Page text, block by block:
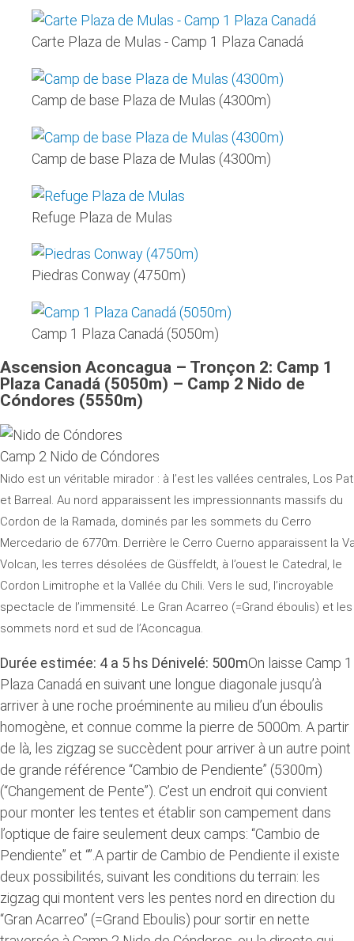
Carte Plaza de Mulas - Camp 1 Plaza Canadá
Camp de base Plaza de Mulas (4300m)
Camp de base Plaza de Mulas (4300m)
Refuge Plaza de Mulas
Piedras Conway (4750m)
Camp 1 Plaza Canadá (5050m)
Ascension Aconcagua – Tronçon 2: Camp 1
Plaza Canadá (5050m) – Camp 2 Nido de
Cóndores (5550m)
Camp 2 Nido de Cóndores
Nido est un véritable mirador : à l’est les vallées centrales, Los
et Barreal. Au nord apparaissent les impressionnants massifs du
Cordon de la Ramada, dominés par les sommets du Cerro
Mercedario de 6770m. Derrière le Cerro Cuerno apparaissent la
Volcan, les terres désolées de Güsffeldt, à l’ouest le Catedral, le
Cordon Limitrophe et la Vallée du Chili. Vers le sud, l’incroyable
spectacle de l’immensité. Le Gran Acarreo (=Grand éboulis) et les
sommets nord et sud de l’Aconcagua.
Durée estimée: 4 a 5 hs Dénivelé: 500mOn laisse Camp 1
Plaza Canadá en suivant une longue diagonale jusqu’à
arriver à une roche proéminente au milieu d’un éboulis
homogène, et connue comme la pierre de 5000m. A partir
de là, les zigzag se succèdent pour arriver à un autre point
de grande référence “Cambio de Pendiente” (5300m)
(“Changement de Pente”). C’est un endroit qui convient
pour monter les tentes et établir son campement dans
l’optique de faire seulement deux camps: “Cambio de
Pendiente” et “”.A partir de Cambio de Pendiente il existe
deux possibilités, suivant les conditions du terrain: les
zigzag qui montent vers les pentes nord en direction du
“Gran Acarreo” (=Grand Eboulis) pour sortir en nette